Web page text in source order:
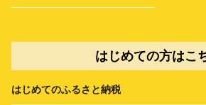
はじめての方はこ
はじめてのふるさと納税